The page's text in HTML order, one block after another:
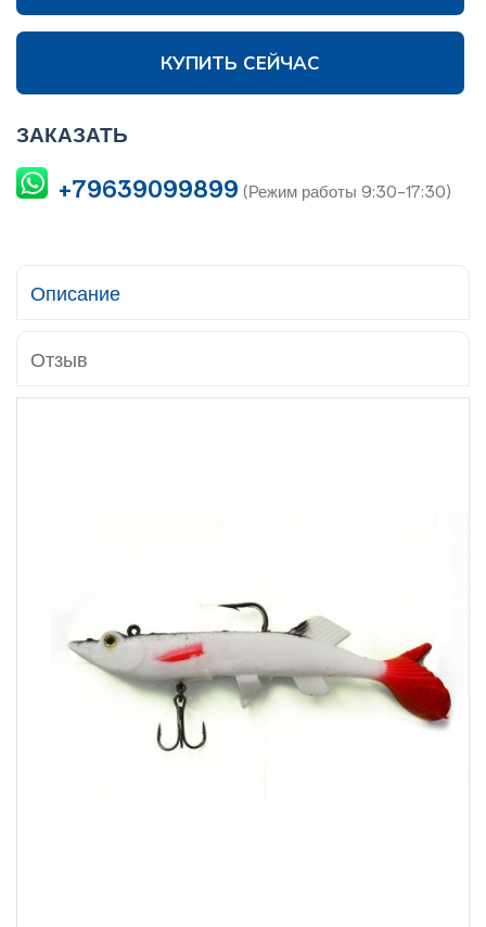
КУПИТЬ СЕЙЧАС
ЗАКАЗАТЬ
+79639099899 (Режим работы 9:30-17:30)
Описание
Отзыв